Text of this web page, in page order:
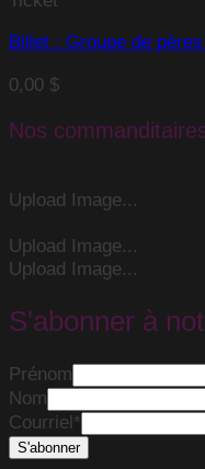
Billet : Groupe de
0,00 $
Nos
Upload Image...
Upload Image...
Upload Image...
S'abonner à
Prénom
Nom
Courriel*